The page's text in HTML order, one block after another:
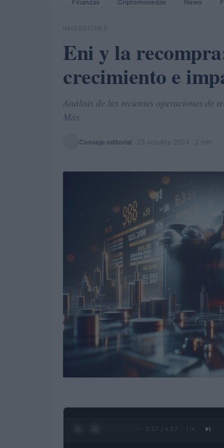
Finanzas Criptomonedas News
INVERSIONES
Eni y la
crecimiento e
Análisis de las recientes operaciones de
Más
Consejo editorial 23 octubre 2024 · 2 min
0:28 / 4:27 1 /4